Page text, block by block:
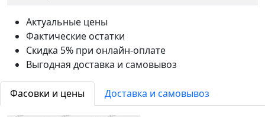
Актуальные цены
Фактические остатки
Скидка 5% при онлайн-оплате
Выгодная доставка и самовывоз
Фасовки и цены Доставка и самовывоз